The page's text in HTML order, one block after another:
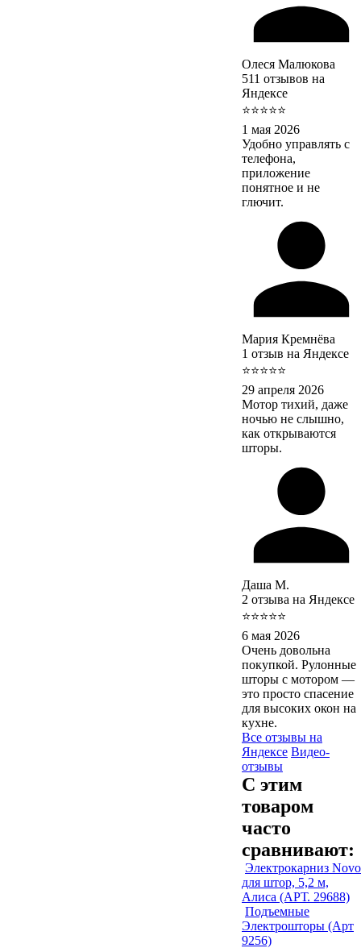
Олеся Малюкова
511 отзывов на
Яндексе
⭐⭐⭐⭐⭐
1 мая 2026
Удобно управлять с
телефона,
приложение
понятное и не
глючит.
Мария Кремнёва
1 отзыв на Яндексе
⭐⭐⭐⭐⭐
29 апреля 2026
Мотор тихий, даже
ночью не слышно,
как открываются
шторы.
Даша М.
2 отзыва на Яндексе
⭐⭐⭐⭐⭐
6 мая 2026
Очень довольна
покупкой. Рулонные
шторы с мотором —
это просто спасение
для высоких окон на
кухне.
Все отзывы на
Яндексе Видео-
отзывы
С этим
товаром
часто
сравнивают:
Электрокарниз Novo
для штор, 5,2 м,
Алиса (АРТ. 29688)
Подъемные
Электрошторы (Арт
9256)